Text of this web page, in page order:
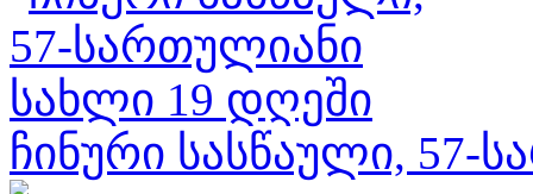
ჩინური სასწაული, 57-